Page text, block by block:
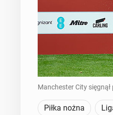
Manchester City
Piłka nożna